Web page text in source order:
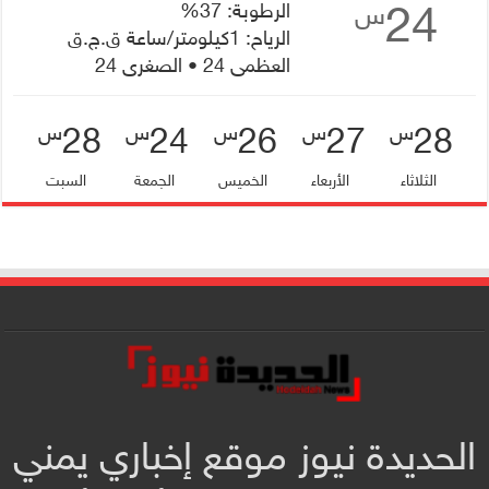
24س
الرطوبة: 37%
الرياح: 1كيلومتر/ساعة ق.ج.ق
العظمى 24 • الصغرى 24
28س
الثلاثاء
27س
الأربعاء
26س
الخميس
24س
الجمعة
28س
السبت
الحديدة نيوز موقع إخباري يمني